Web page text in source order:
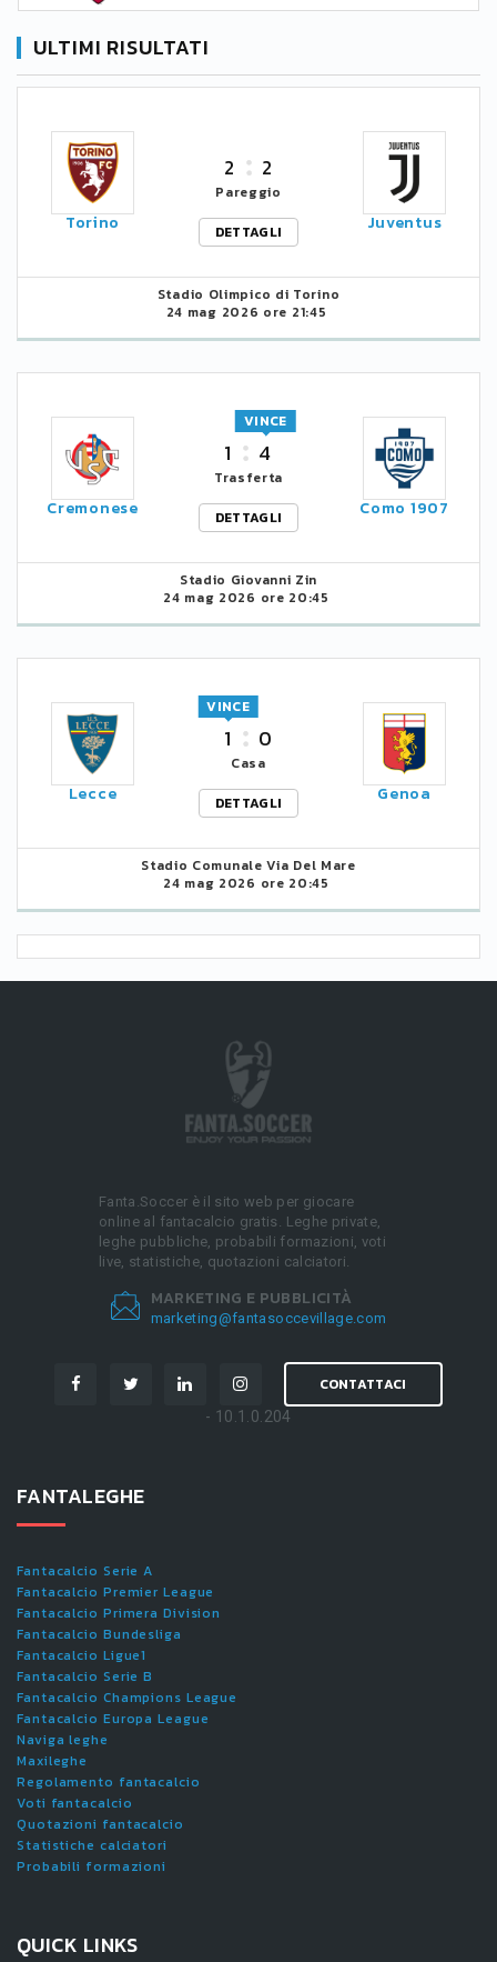
ULTIMI RISULTATI
Torino
2 2
Pareggio
DETTAGLI
Juventus
Stadio Olimpico di Torino
24 mag 2026 ore 21:45
Cremonese
1 4
VINCE
Trasferta
DETTAGLI
Como 1907
Stadio Giovanni Zin
24 mag 2026 ore 20:45
Lecce
1
VINCE
0
Casa
DETTAGLI
Genoa
Stadio Comunale Via Del Mare
24 mag 2026 ore 20:45
Fanta.Soccer è il sito web per giocare
online al fantacalcio gratis. Leghe private,
leghe pubbliche, probabili formazioni, voti
live, statistiche, quotazioni calciatori.
MARKETING E PUBBLICITÀ
marketing@fantasoccevillage.com
CONTATTACI
- 10.1.0.204
FANTALEGHE
Fantacalcio Serie A
Fantacalcio Premier League
Fantacalcio Primera Division
Fantacalcio Bundesliga
Fantacalcio Ligue1
Fantacalcio Serie B
Fantacalcio Champions League
Fantacalcio Europa League
Naviga leghe
Maxileghe
Regolamento fantacalcio
Voti fantacalcio
Quotazioni fantacalcio
Statistiche calciatori
Probabili formazioni
QUICK LINKS